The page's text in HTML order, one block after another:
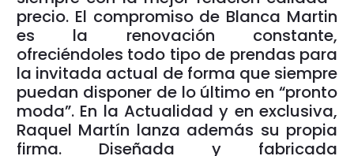
precio. El compromiso de Blanca Martin
es la renovación constante,
ofreciéndoles todo tipo de prendas para
la invitada actual de forma que siempre
puedan disponer de lo último en “pronto
moda”. En la Actualidad y en exclusiva,
Raquel Martín lanza además su propia
firma. Diseñada y fabricada